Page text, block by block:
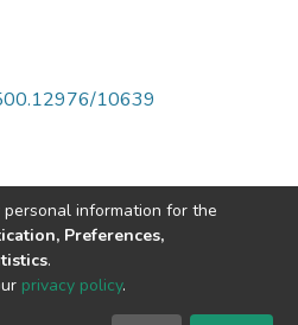
10639
© 2002-2026
information for the
Preferences,
.
privacy policy.